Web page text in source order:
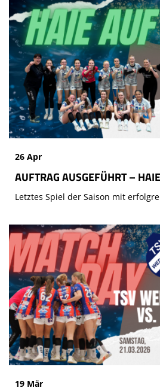
26 Apr
AUFTRAG AUSGEFÜHRT –
Letztes Spiel der Saison mit
19 Mär